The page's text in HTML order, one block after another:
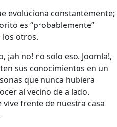
evoluciona constantemente;
es “probablemente”
los otros.
¡ah no! no solo eso. Joomla!,
sus conocimientos en un
que nunca hubiera
al vecino de a lado.
frente de nuestra casa